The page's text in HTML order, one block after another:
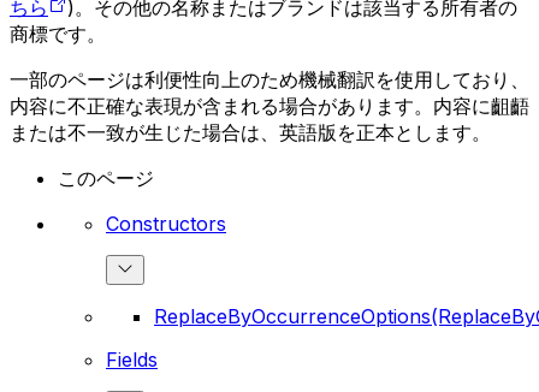
ちら
)。その他の名称またはブランドは該当する所有者の
商標です。
一部のページは利便性向上のため機械翻訳を使用しており、
内容に不正確な表現が含まれる場合があります。内容に齟齬
または不一致が生じた場合は、英語版を正本とします。
このページ
Constructors
Fields